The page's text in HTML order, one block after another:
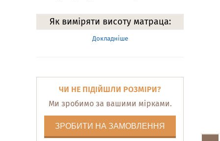
Як виміряти висоту матраца:
Докладніше
ЧИ НЕ ПІДІЙШЛИ РОЗМІРИ?
Ми зробимо за вашими мірками.
ЗРОБИТИ НА ЗАМОВЛЕННЯ